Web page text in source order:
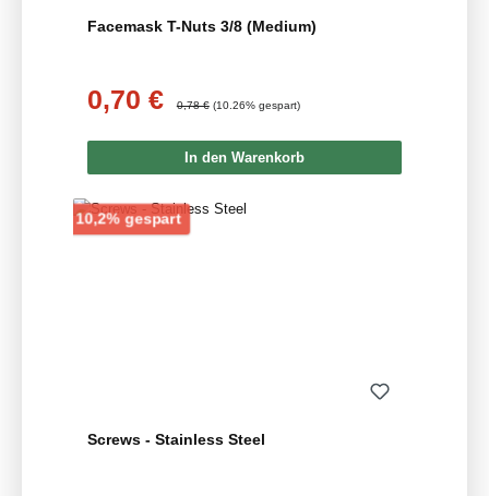
Facemask T-Nuts 3/8 (Medium)
Verkaufspreis:
0,70 € 0,78 € (10.26% gespart)
In den Warenkorb
10,2% gespartRabatt
Screws - Stainless Steel